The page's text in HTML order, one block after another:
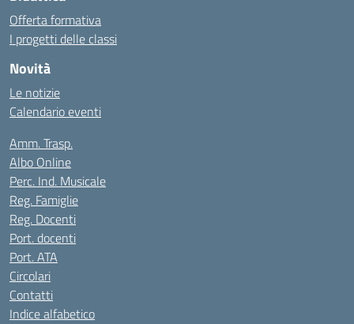
Offerta formativa
I progetti delle classi
Novità
Le notizie
Calendario eventi
Amm. Trasp.
Albo Online
Perc. Ind. Musicale
Reg. Famiglie
Reg. Docenti
Port. docenti
Port. ATA
Circolari
Contatti
Indice alfabetico